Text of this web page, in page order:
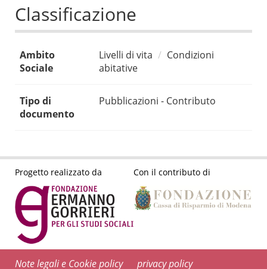
Classificazione
Ambito
Sociale
Livelli di vita
Condizioni
abitative
Tipo di
documento
Pubblicazioni - Contributo
Progetto realizzato da Con il contributo di
Note legali e Cookie policy privacy policy